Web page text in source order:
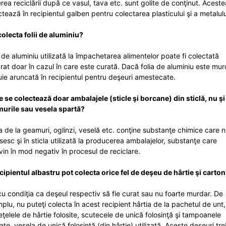
reciclării după ce vasul, tava etc. sunt golite de conţinut.
în recipientul galben pentru colectarea plasticului şi a
folii de aluminiu?
de aluminiu utilizată la împachetarea alimentelor poate fi colectată
doar în cazul în care este curată. Dacă folia de aluminiu este
aruncată în recipientul pentru deşeuri amestecate.
se colectează doar ambalajele (sticle şi borcane) din sticlă, nu şi
sau vesela spartă?
de la geamuri, oglinzi, veselă etc. conţine substanţe chimice care
şi în sticla utilizată la producerea ambalajelor, substanţe care
în mod negativ în procesul de reciclare.
albastru pot colecta orice fel de deşeu de hârtie şi
condiţia ca deşeul respectiv să fie curat sau nu foarte murdar. De
nu puteţi colecta în acest recipient hârtia de la pachetul de unt,
de hârtie folosite, scutecele de unică folosinţă şi tampoanele